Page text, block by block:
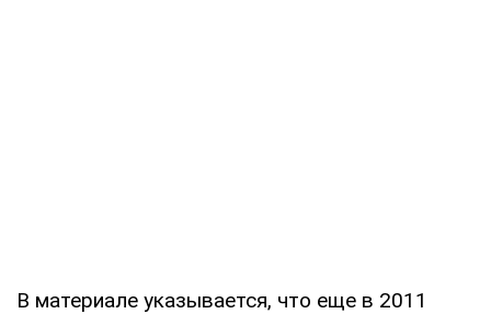
В материале указывается, что еще в 2011